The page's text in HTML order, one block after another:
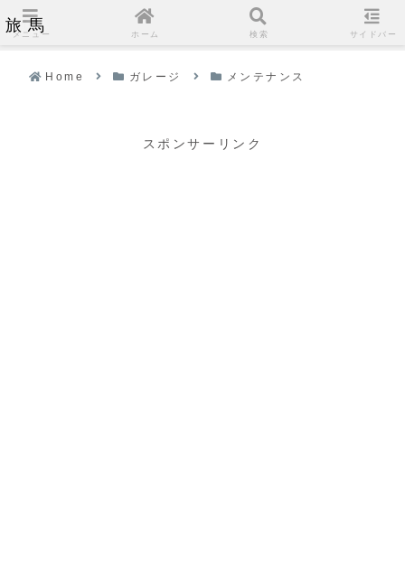
旅馬
Home ガレージ メンテナンス
スポンサーリンク
メニュー ホーム 検索 サイドバー